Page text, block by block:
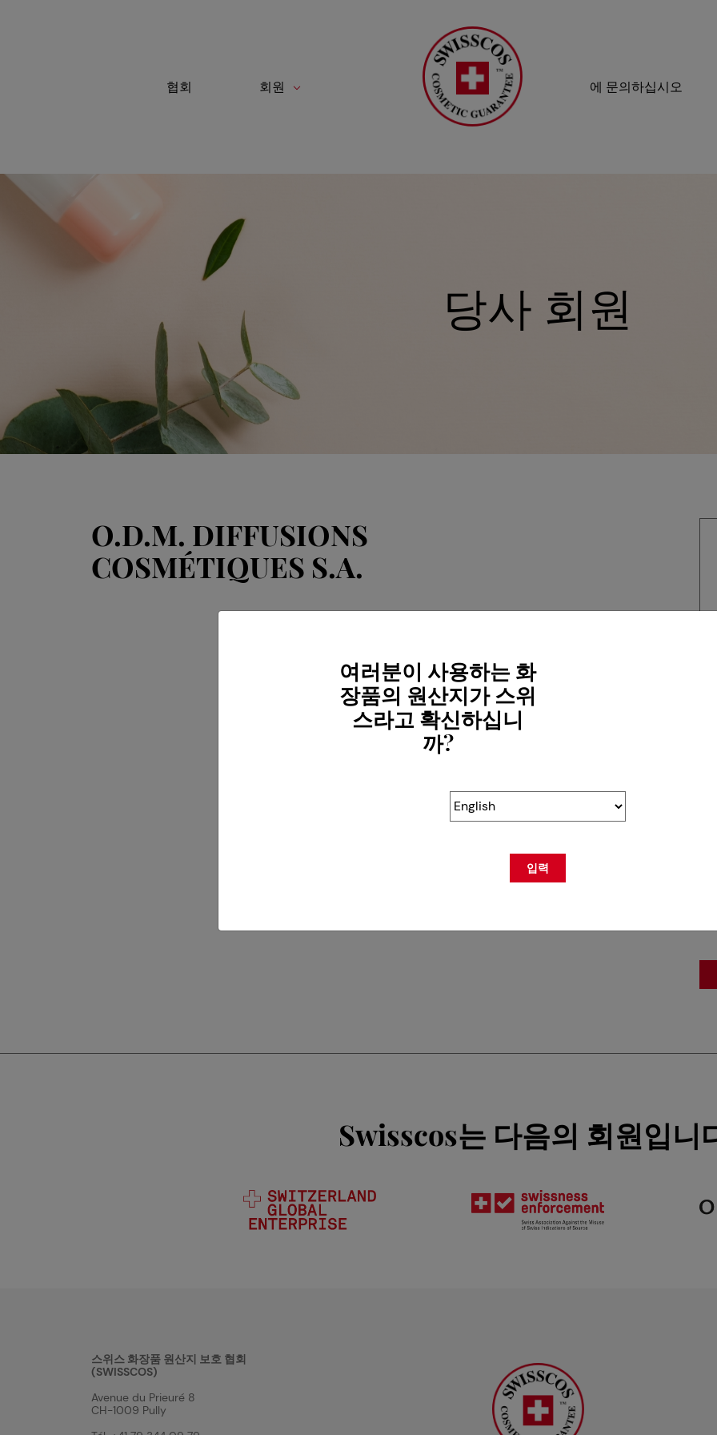
Toggle navigation
협회 회원 에 문의하십시오
당사 회원
O.D.M. DIFFUSIONS
COSMÉTIQUES S.A.
Swisscos는 다음의 회원입니
스위스 화장품 원산지 보호 협회
(SWISSCOS)
Avenue du Prieuré 8
CH-1009 Pully
여러분이 사용하는 화
장품의 원산지가 스위
스라고 확신하십니
까?
입력